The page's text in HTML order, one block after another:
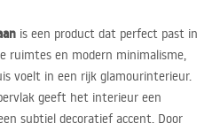
is een product dat perfect past in
ruimtes en modern minimalisme,
voelt in een rijk glamourinterieur.
geeft het interieur een
subtiel decoratief accent. Door